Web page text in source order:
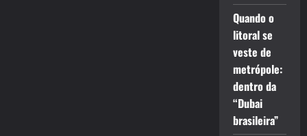
Quando o
litoral se
veste de
metrópole:
dentro da
“Dubai
brasileira”